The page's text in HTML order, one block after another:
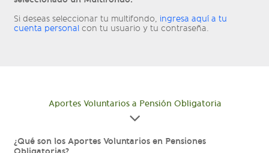
Si deseas seleccionar tu multifondo, ingresa aquí a tu
cuenta personal con tu usuario y tu contraseña.
Aportes Voluntarios a Pensión Obligatoria
¿Qué son los Aportes Voluntarios en Pensiones